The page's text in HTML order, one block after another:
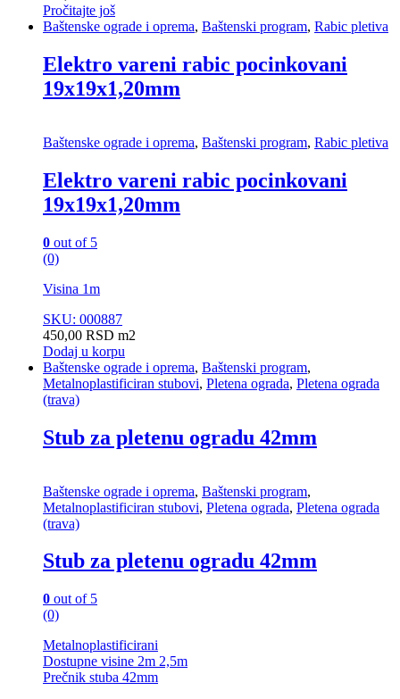
Pročitajte još
Baštenske ograde i oprema, Baštenski program, Rabic pletiva
Elektro vareni rabic pocinkovani
19x19x1,20mm
Baštenske ograde i oprema, Baštenski program, Rabic pletiva
Elektro vareni rabic pocinkovani
19x19x1,20mm
0 out of 5
(0)
Visina 1m
SKU: 000887
450,00 RSD m2
Dodaj u korpu
Baštenske ograde i oprema, Baštenski program,
Metalnoplastificiran stubovi, Pletena ograda, Pletena ograda
(trava)
Stub za pletenu ogradu 42mm
Baštenske ograde i oprema, Baštenski program,
Metalnoplastificiran stubovi, Pletena ograda, Pletena ograda
(trava)
Stub za pletenu ogradu 42mm
0 out of 5
(0)
Metalnoplastificirani
Dostupne visine 2m 2,5m
Prečnik stuba 42mm